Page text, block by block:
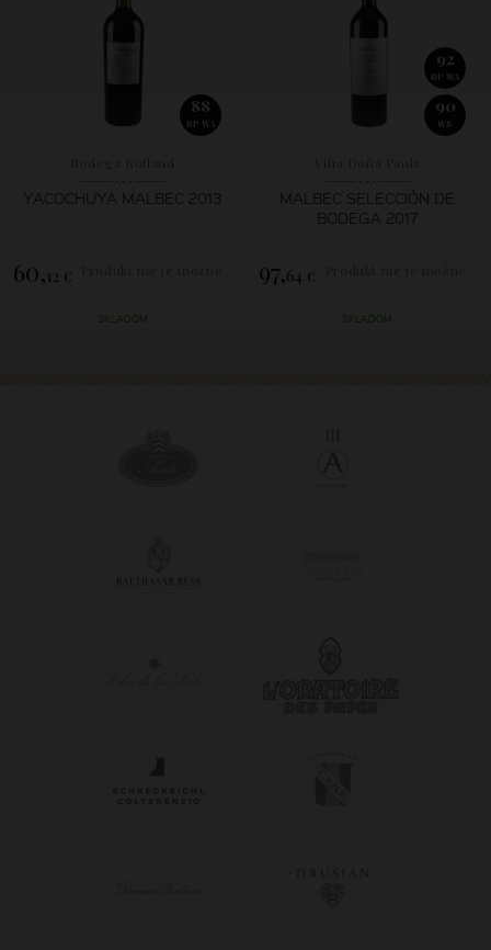
88
RP WA
YACOCHUYA MALBEC 2013
60, 12 €
SKLADOM
92
RP WA
90
WS
MALBEC SELECCIÓN DE
BODEGA 2017
97,64 €
SKLADOM